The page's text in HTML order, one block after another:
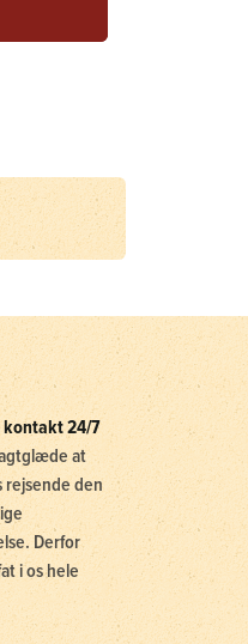
24/7
at
rejsende den
Derfor
i os hele